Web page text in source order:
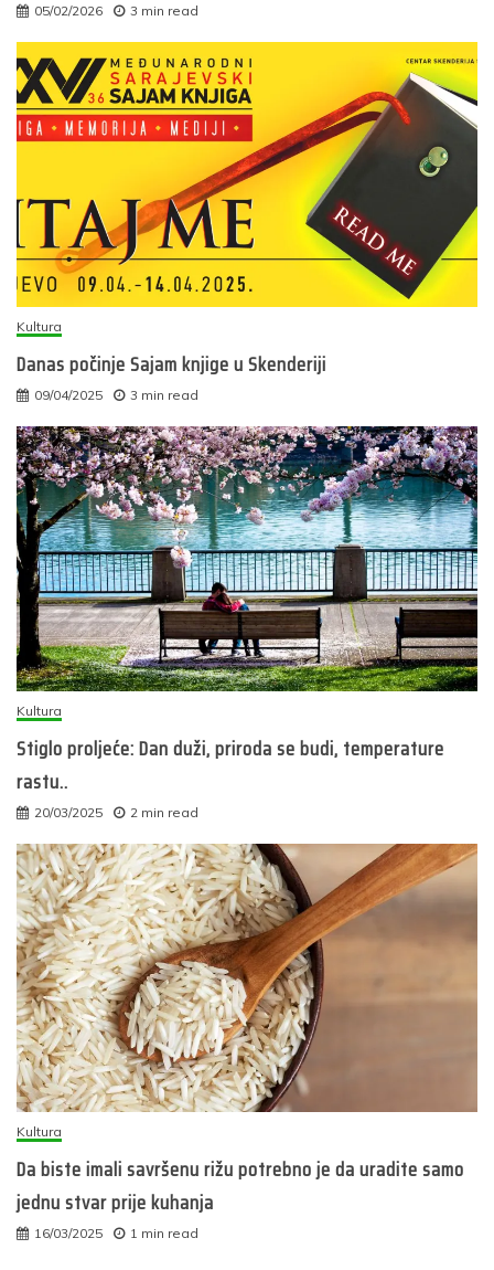
05/02/2026 3 min read
Kultura
Danas počinje Sajam knjige u Skenderiji
09/04/2025 3 min read
Kultura
Stiglo proljeće: Dan duži, priroda se budi, temperature
rastu..
20/03/2025 2 min read
Kultura
Da biste imali savršenu rižu potrebno je da uradite samo
jednu stvar prije kuhanja
16/03/2025 1 min read